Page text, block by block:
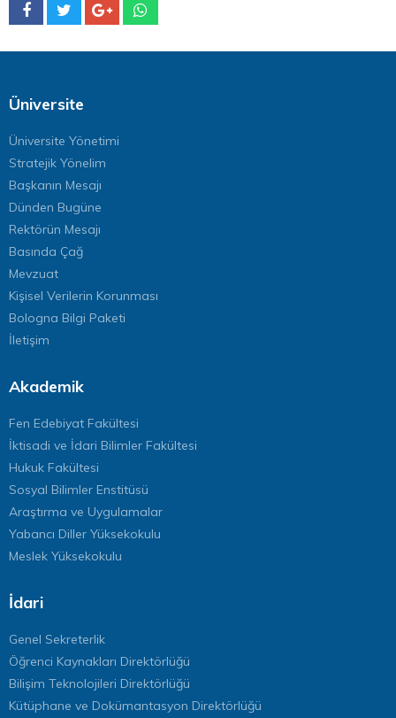
Üniversite
Üniversite Yönetimi
Stratejik Yönelim
Başkanın Mesajı
Dünden Bugüne
Rektörün Mesajı
Basında Çağ
Mevzuat
Kişisel Verilerin Korunması
Bologna Bilgi Paketi
İletişim
Akademik
Fen Edebiyat Fakültesi
İktisadi ve İdari Bilimler Fakültesi
Hukuk Fakültesi
Sosyal Bilimler Enstitüsü
Araştırma ve Uygulamalar
Yabancı Diller Yüksekokulu
Meslek Yüksekokulu
İdari
Genel Sekreterlik
Öğrenci Kaynakları Direktörlüğü
Bilişim Teknolojileri Direktörlüğü
Kütüphane ve Dokümantasyon Direktörlüğü